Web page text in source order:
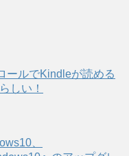
ールでKindleが読める
しい！
、